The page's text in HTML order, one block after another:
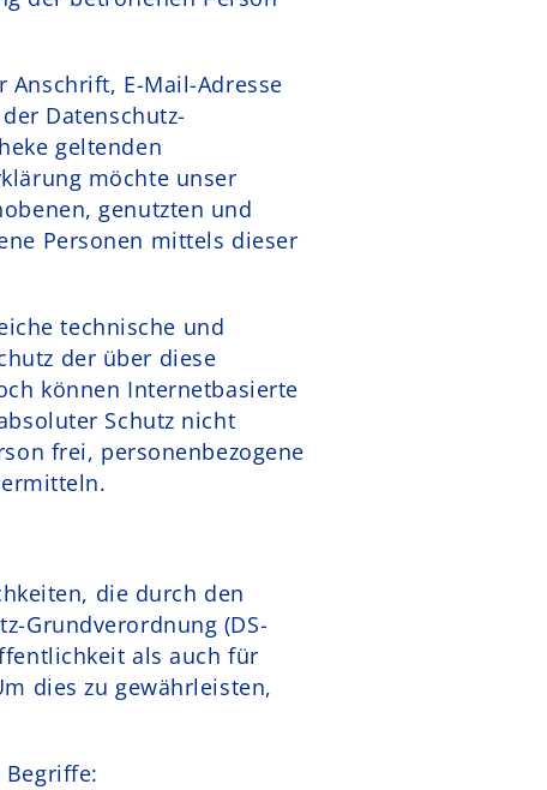
Anschrift, E-Mail-Adresse
Datenschutz-
geltenden
möchte unser
genutzten und
Personen mittels dieser
technische und
der über diese
können Internetbasierte
Schutz nicht
frei, personenbezogene
die durch den
Grundverordnung (DS-
als auch für
dies zu gewährleisten,